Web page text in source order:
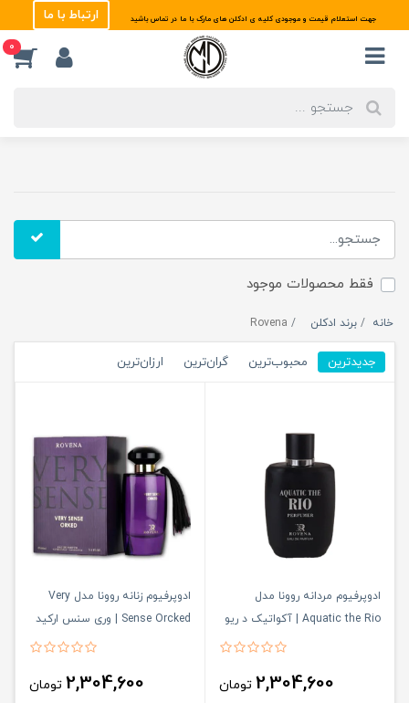
جهت استعلام قیمت و موجودی کلیه ی ادکلن های مارک با ما در تماس باشید ارتباط با ما
0
فقط محصولات موجود
خانه برند ادکلن Rovena
جدیدترین محبوب‌ترین گران‌ترین ارزان‌ترین
ادوپرفیوم مردانه روونا مدل
Aquatic the Rio | آکواتیک د ریو
2,304,600 تومان
ادوپرفیوم زنانه روونا مدل Very
Sense Orcked | وری سنس ارکید
2,304,600 تومان